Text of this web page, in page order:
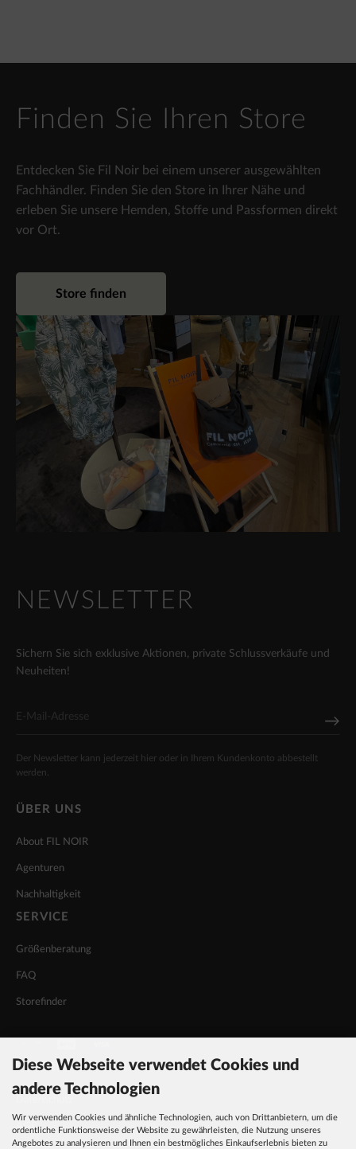
Finden Sie Ihren Store
Entdecken Sie Fil Noir bei einem unserer ausgewählten
Fachhändler. Finden Sie den Store in Ihrer Nähe und
erleben Sie unsere Hemden, Stoffe und Passformen direkt
vor Ort.
Store finden
NEWSLETTER
Sichern Sie sich exklusive Aktionen, private Schlussverkäufe und
Neuheiten!
Der Newsletter kann jederzeit hier oder in Ihrem Kundenkonto abbestellt
werden.
ÜBER UNS
About FIL NOIR
Agenturen
Nachhaltigkeit
SERVICE
Größenberatung
FAQ
Storefinder
INFORMATIONEN
AGB
Diese Webseite verwendet Cookies und
andere Technologien
Wir verwenden Cookies und ähnliche Technologien, auch von Drittanbietern, um die
ordentliche Funktionsweise der Website zu gewährleisten, die Nutzung unseres
Angebotes zu analysieren und Ihnen ein bestmögliches Einkaufserlebnis bieten zu